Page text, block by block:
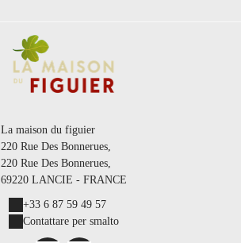
La maison du figuier
220 Rue Des Bonnerues,
220 Rue Des Bonnerues,
69220 LANCIE - FRANCE
+33 6 87 59 49 57
Contattare per smalto